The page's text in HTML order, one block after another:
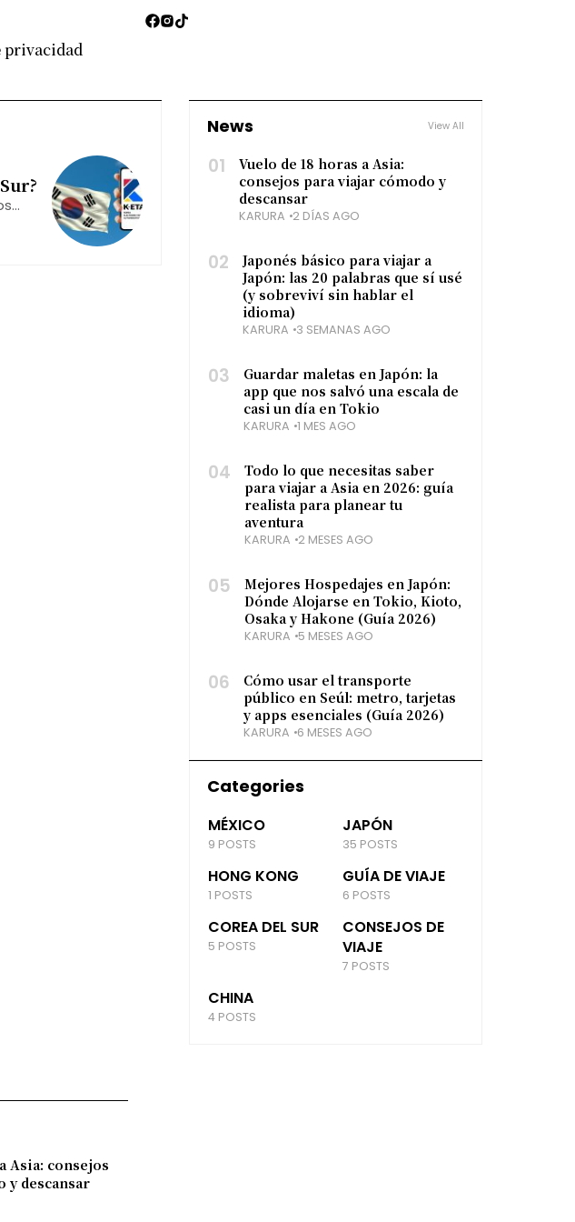
privacidad
News View All
01
Vuelo de 18 horas a Asia:
consejos para viajar cómodo y
descansar
KARURA 2 DÍAS AGO
02
Japonés básico para viajar a
Japón: las 20 palabras que sí usé
(y sobreviví sin hablar el
idioma)
KARURA 3 SEMANAS AGO
03
Guardar maletas en Japón: la
app que nos salvó una escala de
casi un día en Tokio
KARURA 1 MES AGO
04
Todo lo que necesitas saber
para viajar a Asia en 2026: guía
realista para planear tu
aventura
KARURA 2 MESES AGO
05
Mejores Hospedajes en Japón:
Dónde Alojarse en Tokio, Kioto,
Osaka y Hakone (Guía 2026)
KARURA 5 MESES AGO
06
Cómo usar el transporte
público en Seúl: metro, tarjetas
y apps esenciales (Guía 2026)
KARURA 6 MESES AGO
Categories
MÉXICO
9 POSTS
JAPÓN
35 POSTS
HONG KONG
1 POSTS
GUÍA DE VIAJE
6 POSTS
COREA DEL SUR
5 POSTS
CONSEJOS DE
VIAJE
7 POSTS
CHINA
4 POSTS
Asia: consejos
y descansar